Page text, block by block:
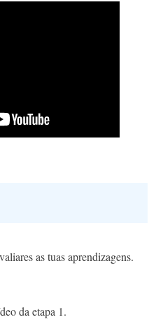
as tuas aprendizagens.
da etapa 1.